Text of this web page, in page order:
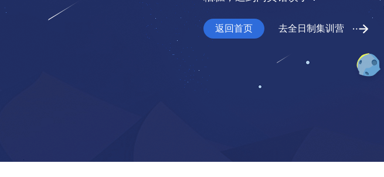
返回首页 去全日制集训营